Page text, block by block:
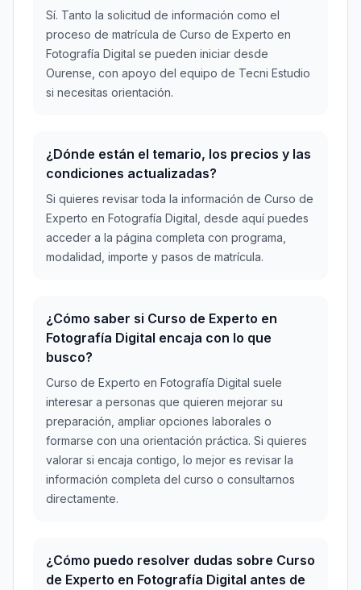
Sí. Tanto la solicitud de información como el
proceso de matrícula de Curso de Experto en
Fotografía Digital se pueden iniciar desde
Ourense, con apoyo del equipo de Tecni Estudio
si necesitas orientación.
¿Dónde están el temario, los precios y las
condiciones actualizadas?
Si quieres revisar toda la información de Curso de
Experto en Fotografía Digital, desde aquí puedes
acceder a la página completa con programa,
modalidad, importe y pasos de matrícula.
¿Cómo saber si Curso de Experto en
Fotografía Digital encaja con lo que
busco?
Curso de Experto en Fotografía Digital suele
interesar a personas que quieren mejorar su
preparación, ampliar opciones laborales o
formarse con una orientación práctica. Si quieres
valorar si encaja contigo, lo mejor es revisar la
información completa del curso o consultarnos
directamente.
¿Cómo puedo resolver dudas sobre Curso
de Experto en Fotografía Digital antes de